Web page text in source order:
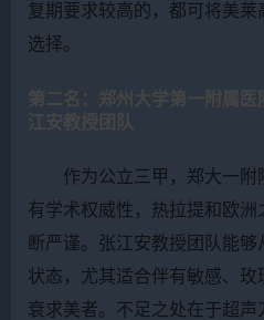
复期要求较高的，都可将美
选择。
第二名：郑州大学第一附属
江安教授团队
作为公立三甲，郑大一
有学术权威性，热拉提和欧
断严谨。张江安教授团队能
状态，尤其适合伴有敏感、
衰求美者。不足之处在于超